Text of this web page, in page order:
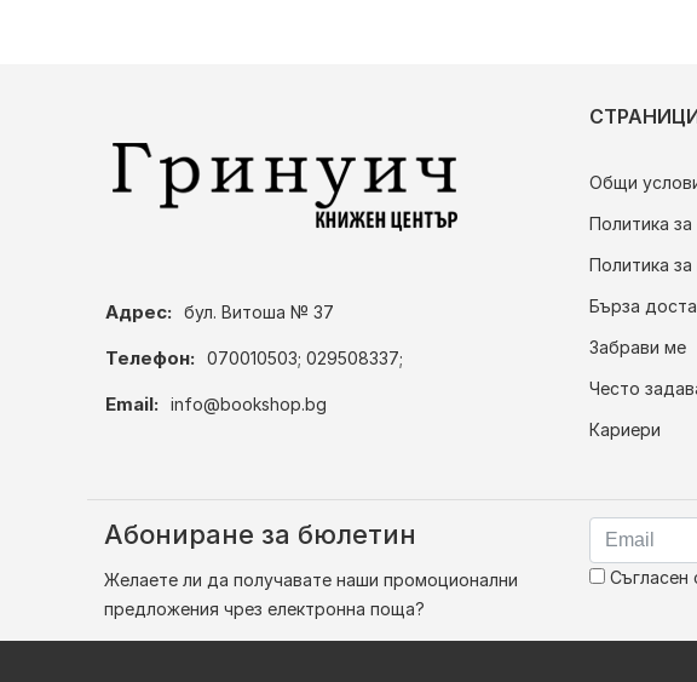
Адрес: бул. Витоша № 37
Телефон: 070010503; 029508337;
Email: info@bookshop.bg
Общи
Политика за
Политика
Бърза
Забрави ме
Често
Кариери
Абониране за бюлетин
Желаете ли да получавате наши промоционални
предложения чрез електронна поща?
Съгласен